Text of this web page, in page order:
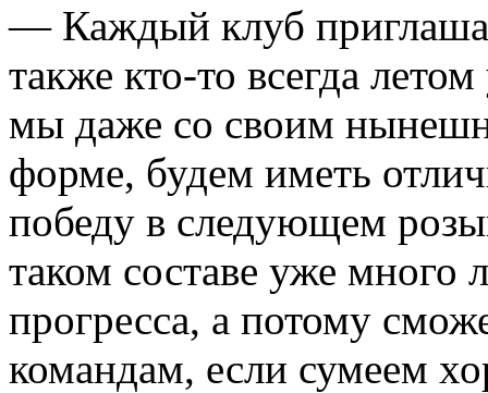
— Каждый клуб
также кто-то всегда
мы даже со своим
форме, будем иметь
победу в следующем
таком составе уже много
прогресса, а потому
командам, если сумеем